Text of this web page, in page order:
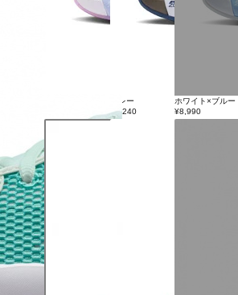
グレー
¥9,240
ホワイト×ブルー
¥8,990